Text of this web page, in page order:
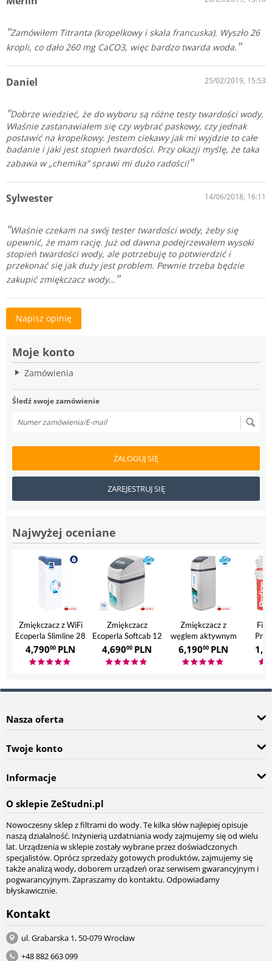
Moje konto
Zamówienia
Śledź swoje zamówienie
ZALOGUJ SIĘ
ZAREJESTRUJ SIĘ
Najwyżej oceniane
Zmiękczacz z WiFi
Ecoperla Slimline 28
4,79000 PLN
Zmiękczacz
Ecoperla Softcab 12
4,69000 PLN
Zmiękczacz z
węglem aktywnym
Ecoperla Hero
6,19000 PLN
Filtr
Zamówiłem Titranta (kropelkowy i skala francuska). Wyszło 26
kropli, co dało 260 mg CaCO3, więc bardzo twarda woda.
Daniel 25/02/2019, 15:53
Dobrze wiedzieć, że do wyboru są różne testy twardości wody.
Właśnie zastanawiałem się czy wybrać paskowy, czy jednak
postawić na kropelkowy. Jestem ciekawy jak mi wyjdzie to całe
badanie i jaki jest stopień twardości. Przy okazji myślę, że taka
zabawa w „chemika” sprawi mi dużo radości!
Sylwester 14/06/2018, 16:11
Właśnie czekam na swój tester twardości wody, żeby się
upewnić, że mam rację. Już od dawna podejrzewałem wysoki
stopień twardości wody, ale potrzebuję to potwierdzić i
przekonać się jak duży jest problem. Pewnie trzeba będzie
zakupić zmiękczacz wody…
Napisz opinię
Nasza oferta
Twoje konto
Informacje
O sklepie ZeStudni.pl
Nowoczesny sklep z filtrami do wody. Te kilka słów najlepiej opisuje
naszą działalność. Inżynierią uzdatniania wody zajmujemy się od wielu
lat. Urządzenia w sklepie zostały wybrane przez doświadczonych
specjalistów. Oprócz sprzedaży gotowych produktów, zajmujemy się
także analizą wody, doborem urządzeń oraz serwisem gwarancyjnym i
pogwarancyjnym. Zapraszamy do kontaktu. Odpowiadamy
błyskawicznie.
Kontakt
ul. Grabarska 1, 50-079 Wrocław
+48 882 663 099